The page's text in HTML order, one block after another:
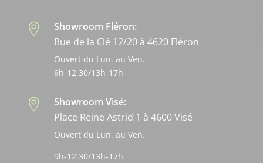

Showroom Fléron:
Rue de la Clé 12/20 à 4620 Fléron
Ouvert du Lun. au Ven.
9h-12.30/13h-17h

Showroom Visé:
Place Reine Astrid 1 à 4600 Visé
Ouvert du Lun. au Ven.
9h-12.30/13h-17h